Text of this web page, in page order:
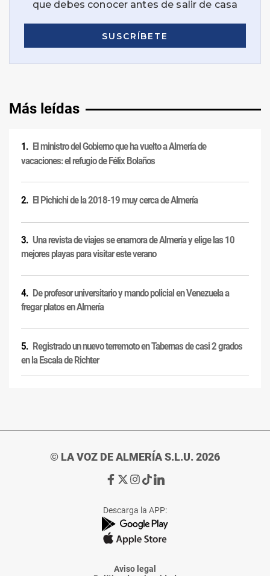
Más leídas
El ministro del Gobierno que ha vuelto a Almería de
vacaciones: el refugio de Félix Bolaños
El Pichichi de la 2018-19 muy cerca de Almería
Una revista de viajes se enamora de Almería y elige las 10
mejores playas para visitar este verano
De profesor universitario y mando policial en Venezuela a
fregar platos en Almería
Registrado un nuevo terremoto en Tabernas de casi 2 grados
en la Escala de Richter
© LA VOZ DE ALMERÍA S.L.U. 2026
Ir
de
La
Voz
Almería
Ir
de
La
Voz
Almería
Ir
de
La
Voz
Almería
Ir
de
La
Voz
Almería
Ir
de
La
Voz
Descarga la APP:
Aviso legal